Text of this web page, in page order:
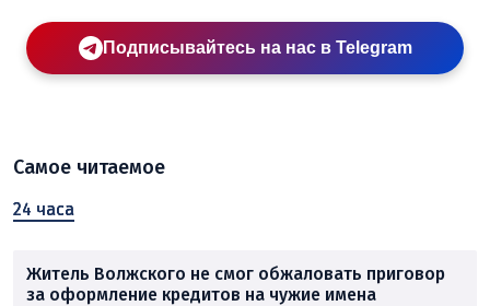
Подписывайтесь на нас в Telegram
Самое читаемое
24 часа
Житель Волжского не смог обжаловать приговор
за оформление кредитов на чужие имена